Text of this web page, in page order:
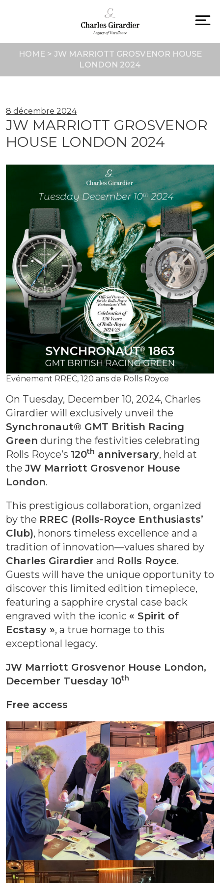
HOME > JW MARRIOTT GROSVENOR HOUSE
LONDON 2024
8 décembre 2024
JW MARRIOTT GROSVENOR
HOUSE LONDON 2024
Evénement RREC, 120 ans de Rolls Royce
On Tuesday, December 10, 2024, Charles
Girardier will exclusively unveil the
Synchronaut® GMT British Racing
Green during the festivities celebrating
Rolls Royce’s 120th anniversary, held at
theJW Marriott Grosvenor House
London.
This prestigious collaboration, organized
by the RREC (Rolls-Royce Enthusiasts’
Club), honors timeless excellence and a
tradition of innovation—values shared by
Charles Girardier and Rolls Royce.
Guests will have the unique opportunity to
discover this limited edition timepiece,
featuring a sapphire crystal case back
engraved with the iconic « Spirit of
Ecstasy », a true homage to this
exceptional legacy.
JW Marriott Grosvenor House London,
December Tuesday 10th
Free access